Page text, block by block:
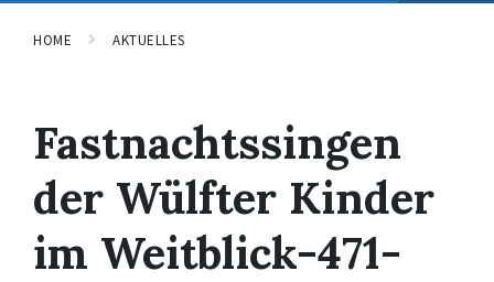
HOME AKTUELLES
Fastnachtssingen
der Wülfter Kinder
im Weitblick-471-